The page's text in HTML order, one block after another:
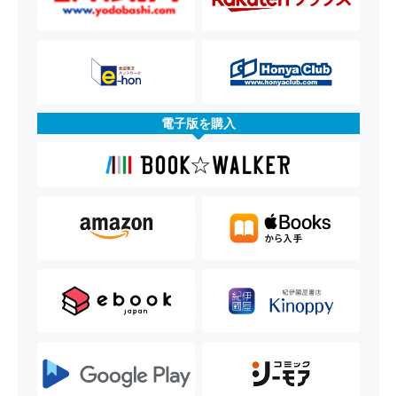
電子版を購入